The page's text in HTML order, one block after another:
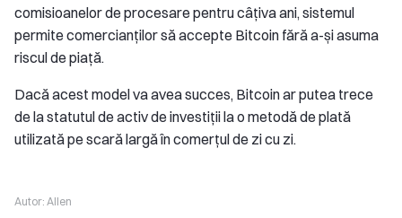
comisioanelor de procesare pentru câțiva ani, sistemul
permite comercianților să accepte Bitcoin fără a-și asuma
riscul de piață.
Dacă acest model va avea succes, Bitcoin ar putea trece
de la statutul de activ de investiții la o metodă de plată
utilizată pe scară largă în comerțul de zi cu zi.
Autor: Allen